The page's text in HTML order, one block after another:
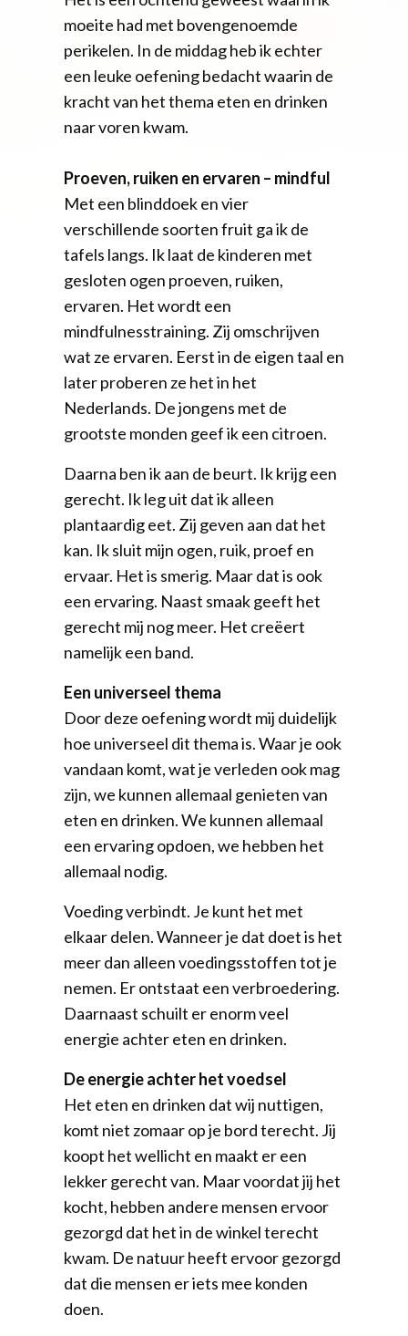
moeite had met bovengenoemde
perikelen. In de middag heb ik echter
een leuke oefening bedacht waarin de
kracht van het thema eten en drinken
naar voren kwam.
Proeven, ruiken en ervaren – mindful
Met een blinddoek en vier
verschillende soorten fruit ga ik de
tafels langs. Ik laat de kinderen met
gesloten ogen proeven, ruiken,
ervaren. Het wordt een
mindfulnesstraining. Zij omschrijven
wat ze ervaren. Eerst in de eigen taal en
later proberen ze het in het
Nederlands. De jongens met de
grootste monden geef ik een citroen.
Daarna ben ik aan de beurt. Ik krijg een
gerecht. Ik leg uit dat ik alleen
plantaardig eet. Zij geven aan dat het
kan. Ik sluit mijn ogen, ruik, proef en
ervaar. Het is smerig. Maar dat is ook
een ervaring. Naast smaak geeft het
gerecht mij nog meer. Het creëert
namelijk een band.
Een universeel thema
Door deze oefening wordt mij duidelijk
hoe universeel dit thema is. Waar je ook
vandaan komt, wat je verleden ook mag
zijn, we kunnen allemaal genieten van
eten en drinken. We kunnen allemaal
een ervaring opdoen, we hebben het
allemaal nodig.
Voeding verbindt. Je kunt het met
elkaar delen. Wanneer je dat doet is het
meer dan alleen voedingsstoffen tot je
nemen. Er ontstaat een verbroedering.
Daarnaast schuilt er enorm veel
energie achter eten en drinken.
De energie achter het voedsel
Het eten en drinken dat wij nuttigen,
komt niet zomaar op je bord terecht. Jij
koopt het wellicht en maakt er een
lekker gerecht van. Maar voordat jij het
kocht, hebben andere mensen ervoor
gezorgd dat het in de winkel terecht
kwam. De natuur heeft ervoor gezorgd
dat die mensen er iets mee konden
doen.